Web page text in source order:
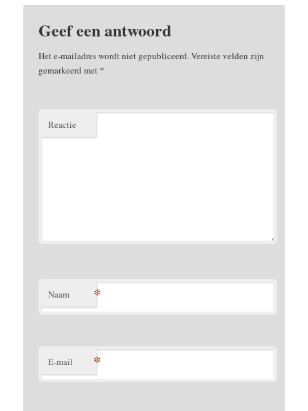
Geef een antwoord
Het e-mailadres wordt niet gepubliceerd.Vereiste velden zijn
gemarkeerd met *
Reactie
Naam *
E-mail *